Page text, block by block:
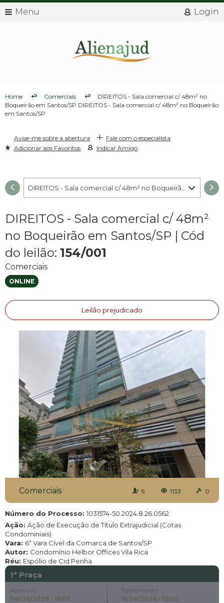
Menu Login
Home Comerciais
DIREITOS - Sala comercial c/ 48m² no
Boqueirão em Santos/SP DIREITOS - Sala comercial c/ 48m² no Boqueirão
em Santos/SP
Avise-me sobre a abertura
Fale com o especialista
Adicionar aos Favoritos
Indicar Amigo
DIREITOS - Sala comercial c/ 48m²
no Boqueirão em Santos/SP | Cód
do leilão: 154/001
Comerciais
ONLINE
DIREITOS - Sala comercial c/ 48m² no Boqueirão em Santos/SP - 001
Leilão prejudicado
Comerciais 9 1133 0
Número do Processo: 1031574-50.2024.8.26.0562
Ação: Ação de Execução de Título Extrajudicial (Cotas
Condominiais)
Vara: 6ª Vara Cível da Comarca de Santos/SP
Autor: Condomínio Helbor Offices Vila Rica
Réu: Espólio de Cid Penha
1ª Praça
Abertura
08/06/2026 - 15:00
Fechamento
11/06/2026 - 15:00